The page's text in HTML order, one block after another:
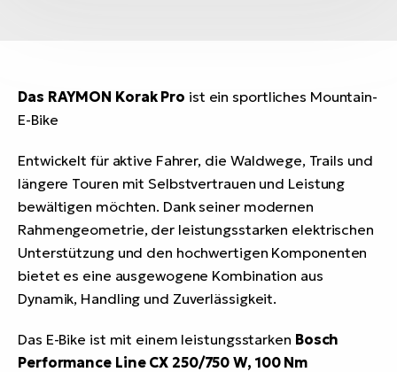
Das RAYMON Korak Pro ist ein sportliches Mountain-
E-Bike
Entwickelt für aktive Fahrer, die Waldwege, Trails und
längere Touren mit Selbstvertrauen und Leistung
bewältigen möchten. Dank seiner modernen
Rahmengeometrie, der leistungsstarken elektrischen
Unterstützung und den hochwertigen Komponenten
bietet es eine ausgewogene Kombination aus
Dynamik, Handling und Zuverlässigkeit.
Das E-Bike ist mit einem leistungsstarken Bosch
Performance Line CX 250/750 W, 100 Nm